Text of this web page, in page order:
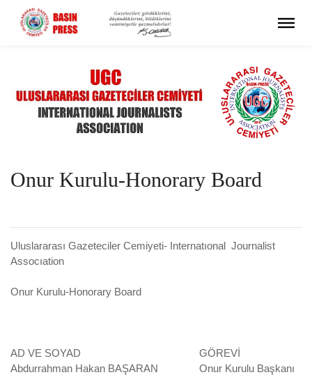
Onur Kurulu-Honorary Board
Uluslararası Gazeteciler Cemiyeti- Internatıonal Journalist
Assocıation
Onur Kurulu-Honorary Board
AD VE SOYAD
GÖREVİ
Abdurrahman Hakan BAŞARAN
Onur Kurulu Başkanı